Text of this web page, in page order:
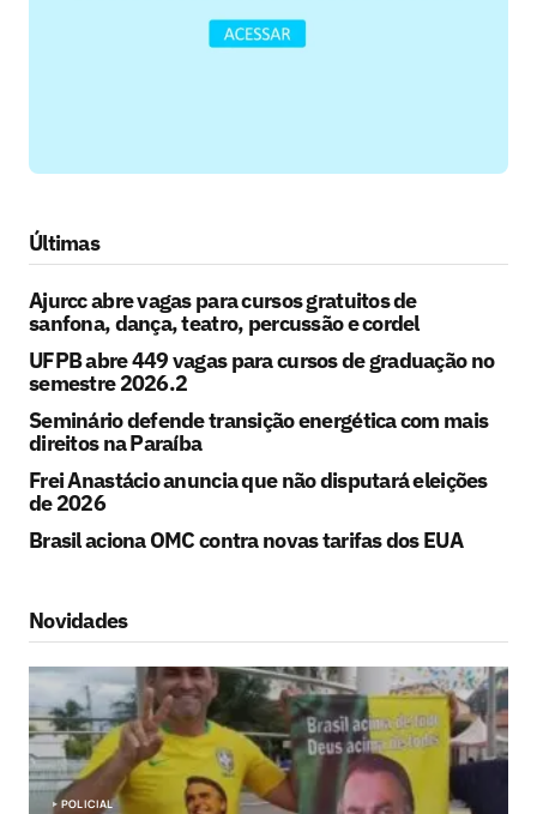
Últimas
Ajurcc abre vagas para cursos gratuitos de
sanfona, dança, teatro, percussão e cordel
UFPB abre 449 vagas para cursos de graduação no
semestre 2026.2
Seminário defende transição energética com mais
direitos na Paraíba
Frei Anastácio anuncia que não disputará eleições
de 2026
Brasil aciona OMC contra novas tarifas dos EUA
Novidades
POLICIAL